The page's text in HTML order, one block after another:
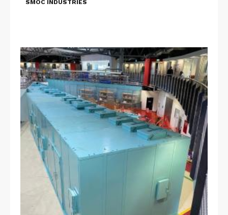
SMOC INDUSTRIES